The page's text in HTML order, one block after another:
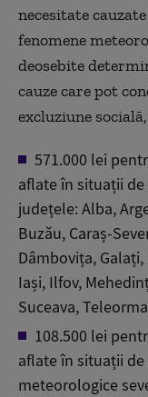
necesitate
fenomene
deosebite
cauze care pot
excluziune
571.000 lei
aflate în situații
județele: Alba,
Buzău, Caraș-
Dâmbovița,
Iași, Ilfov,
Suceava,
108.500 lei
aflate în situații
meteorologice